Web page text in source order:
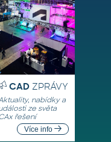
CADZPRÁVY
nabídky a
ze světa
řešení
Více info